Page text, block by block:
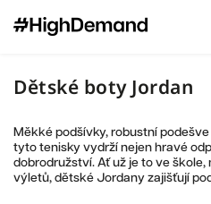
Dětské boty Jordan
Měkké podšívky, robustní
tyto tenisky vydrží nejen hravé
dobrodružství. Ať už je to ve
výletů, dětské Jordany zajišťují